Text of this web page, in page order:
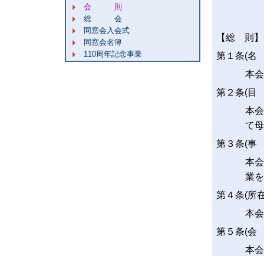
会 則
総 会
同窓会入会式
同窓会名簿
110周年記念事業
【総 則】
第１条(名
本
第２条(目
本
て
第３条(事
本
業
第４条(所
本
第５条(会
本